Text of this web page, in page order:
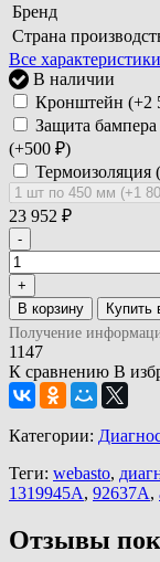
Бренд
Страна
Все характеристики
В наличии
Кронштейн (+2
Защита
(+500 ₽)
Термоизоляция
23 952 ₽
-
+
В корзину
Получение
1147
К сравнению В
Категории:
Теги: webasto,
1319945A, 92637А,
Отзывы